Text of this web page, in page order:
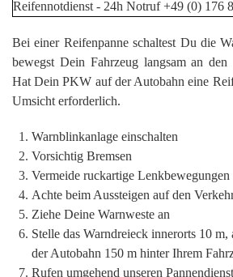
Bei einer Reifenpanne schaltest Du die
bewegst Dein Fahrzeug langsam an den
Hat Dein PKW auf der Autobahn eine
Umsicht erforderlich.
Warnblinkanlage einschalten
Vorsichtig Bremsen
Vermeide ruckartige Lenkbewegungen
Achte beim Aussteigen auf den
Ziehe Deine Warnweste an
Stelle das Warndreieck innerorts 10
der Autobahn 150 m hinter Ihrem
Rufen umgehend unseren